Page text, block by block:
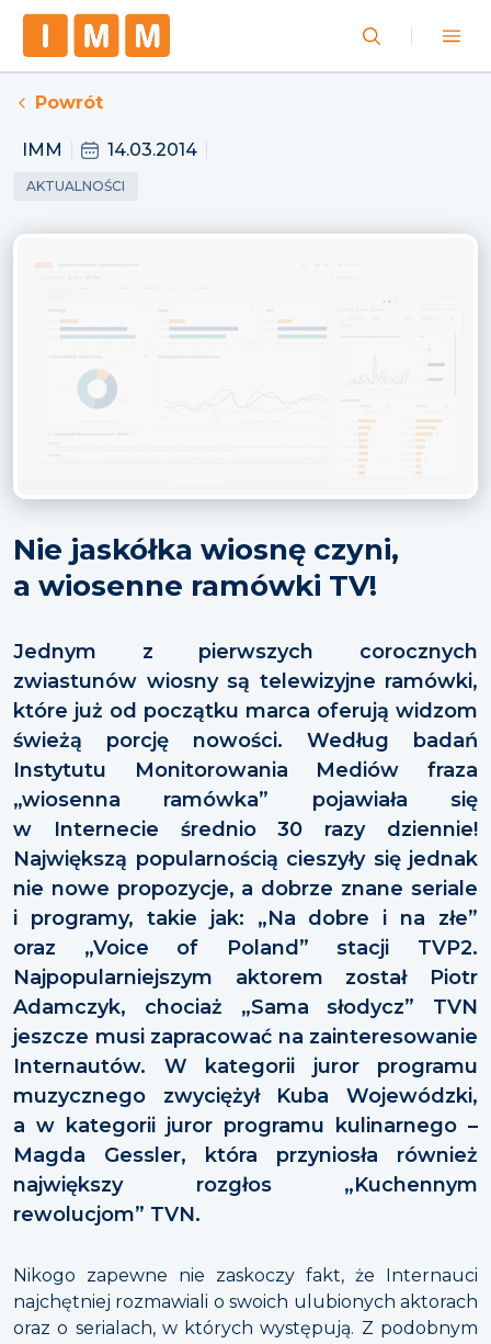
Powrót
IMM 14.03.2014
AKTUALNOŚCI
Nie jaskółka wiosnę czyni,
a wiosenne ramówki TV!
Jednym z pierwszych corocznych
zwiastunów wiosny są telewizyjne ramówki,
które już od początku marca oferują widzom
świeżą porcję nowości. Według badań
Instytutu Monitorowania Mediów fraza
„wiosenna ramówka” pojawiała się
w Internecie średnio 30 razy dziennie!
Największą popularnością cieszyły się jednak
nie nowe propozycje, a dobrze znane seriale
i programy, takie jak: „Na dobre i na złe”
oraz „Voice of Poland” stacji TVP2.
Najpopularniejszym aktorem został Piotr
Adamczyk, chociaż „Sama słodycz” TVN
jeszcze musi zapracować na zainteresowanie
Internautów. W kategorii juror programu
muzycznego zwyciężył Kuba Wojewódzki,
a w kategorii juror programu kulinarnego –
Magda Gessler, która przyniosła również
największy rozgłos „Kuchennym
rewolucjom” TVN.
Nikogo zapewne nie zaskoczy fakt, że Internauci
najchętniej rozmawiali o swoich ulubionych aktorach
oraz o serialach, w których występują. Z podobnym